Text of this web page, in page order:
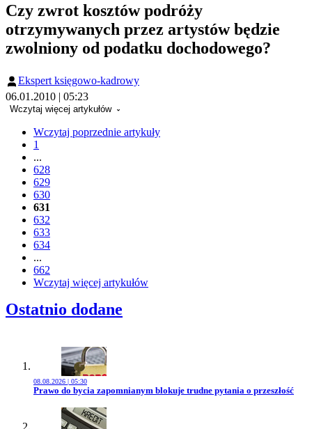
Czy zwrot kosztów podróży
otrzymywanych przez artystów będzie
zwolniony od podatku dochodowego?
Ekspert księgowo-kadrowy
06.01.2010 | 05:23
Wczytaj więcej artykułów
Wczytaj poprzednie artykuły
1
...
628
629
630
631
632
633
634
...
662
Wczytaj więcej artykułów
Ostatnio dodane
08.08.2026 | 05:30
Przejdź do artykułu:
Prawo do bycia zapomnianym blokuje trudne pytania o przeszłość